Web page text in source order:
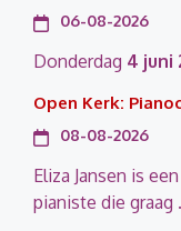
06-08-2026
Donderdag 4 juni
Open Kerk:
08-08-2026
Eliza Jansen is
pianiste die graag